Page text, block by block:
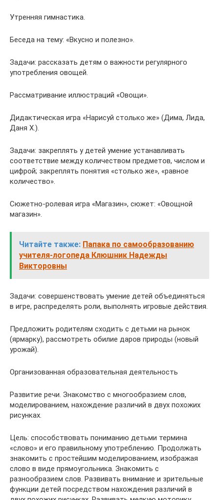
Утренняя гимнастика.
Беседа на тему: «Вкусно и полезно».
Задачи: рассказать детям о важности регулярного
употребления овощей.
Рассматривание иллюстраций «Овощи».
Дидактическая игра «Нарисуй столько же» (Дима, Лида,
Даня Х.).
Задачи: закреплять у детей умение устанавливать
соответствие между количеством предметов, числом и
цифрой; закреплять понятия «столько же», «равное
количество».
Сюжетно-ролевая игра «Магазин», сюжет: «Овощной
магазин».
Читайте также: Папака по самообразованию
учителя-логопеда Клюшник Надежды
Викторовны
Задачи: совершенствовать умение детей объединяться
в игре, распределять роли, выполнять игровые действия.
Предложить родителям сходить с детьми на рынок
(ярмарку), рассмотреть обилие даров природы (новый
урожай).
Организованная образовательная деятельность
Развитие речи. Знакомство с многообразием слов,
моделированием, нахождение различий в двух похожих
рисунках.
Цель: способствовать пониманию детьми термина
«слово» и его правильному употреблению. Продолжать
знакомить с простейшим моделированием, изображая
слово в виде прямоугольника. Знакомить с
разнообразием слов. Развивать внимание и зрительные
функции детей посредством нахождения различий в